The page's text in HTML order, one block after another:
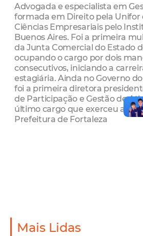
Advogada e especialista em
formada em Direito pela
Ciências Empresariais pelo
Buenos Aires. Foi a primeira
da Junta Comercial do Estado
ocupando o cargo por dois
consecutivos, iniciando a
estagiária. Ainda no Governo
foi a primeira diretora
de Participação e Gestão de
último cargo que exerceu
Prefeitura de Fortaleza
Mais Lidas